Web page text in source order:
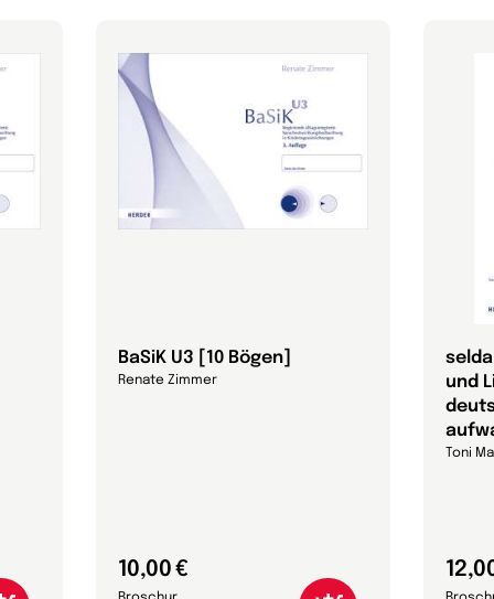
BaSiK U3 [10 Bögen]
Renate Zimmer
10,00 €
und
Toni